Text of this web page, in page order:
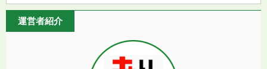
運営者紹介